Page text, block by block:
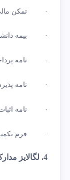
· تمکن
· بیمه
· نامه
· نامه
· نامه
· فرم تکمیل
4. لگالایز مدارک